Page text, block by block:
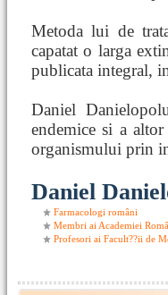
Metoda lui de
capatat o larga
publicata integral,
Daniel
endemice si a
organismului prin
Daniel
Farmacologi români
Membri ai Academiei
Profesori ai Facult??ii de